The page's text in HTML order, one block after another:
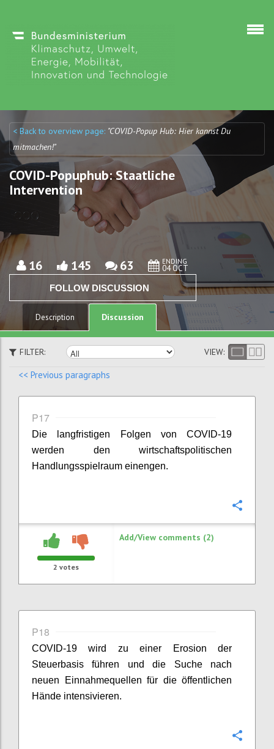
Discuto
Discuto< Back to overview page: "COVID-Popup Hub: Hier kannst Du
mitmachen!"
COVID-Popuphub: Staatliche
Intervention
16 145 63 ENDING
04 OCT
FOLLOW DISCUSSION
Description Discussion
FILTER: VIEW:
<< Previous paragraphs
P17
Die langfristigen Folgen von COVID-19
werden den wirtschaftspolitischen
Handlungsspielraum einengen.
2 votes
Add/View comments (2)
P18
COVID-19 wird zu einer Erosion der
Steuerbasis führen und die Suche nach
neuen Einnahmequellen für die öffentlichen
Hände intensivieren.